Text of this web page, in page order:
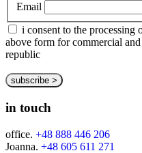
Email
i consent to the processing
above form for commercial
republic
in touch
office. +48 888 446 206
Joanna. +48 605 611 271